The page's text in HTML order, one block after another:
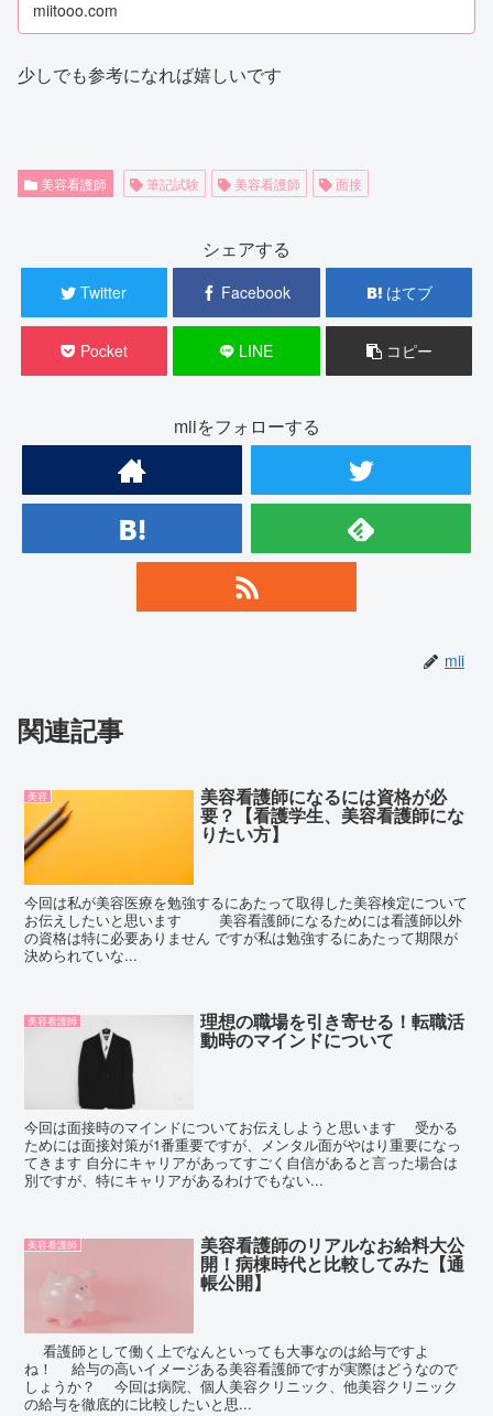
miitooo.com
少しでも参考になれば嬉しいです
美容看護師 筆記試験 美容看護師 面接
シェアする
Twitter Facebook はてブ
Pocket LINE コピー
miiをフォローする
mii
関連記事
美容 美容看護師になるには資格が必
要？【看護学生、美容看護師にな
りたい方】
今回は私が美容医療を勉強するにあたって取得した美容検定について
お伝えしたいと思います 美容看護師になるためには看護師以外
の資格は特に必要ありません ですが私は勉強するにあたって期限が
決められていな...
美容看護師 理想の職場を引き寄せる！転職活
動時のマインドについて
今回は面接時のマインドについてお伝えしようと思います 受かる
ためには面接対策が1番重要ですが、メンタル面がやはり重要になっ
てきます 自分にキャリアがあってすごく自信があると言った場合は
別ですが、特にキャリアがあるわけでもない...
美容看護師 美容看護師のリアルなお給料大公
開！病棟時代と比較してみた【通
帳公開】
看護師として働く上でなんといっても大事なのは給与ですよ
ね！ 給与の高いイメージある美容看護師ですが実際はどうなので
しょうか？ 今回は病院、個人美容クリニック、他美容クリニック
の給与を徹底的に比較したいと思...